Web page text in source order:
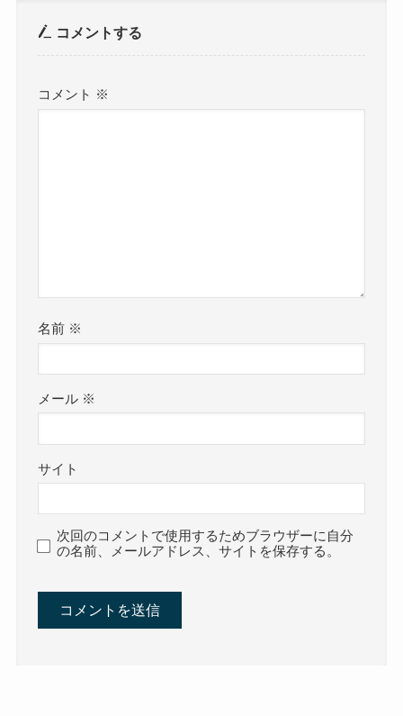
コメントする
コメント ※
名前 ※
メール ※
サイト
次回のコメントで使用するためブラウザーに自分
の名前、メールアドレス、サイトを保存する。